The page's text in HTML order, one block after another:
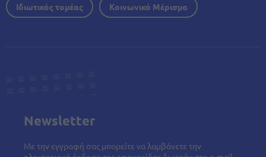
Ιδιωτικός τομέας Κοινωνικό Μέρισμα
Newsletter
Με την εγγραφή σας μπορείτε να λαμβάνετε την